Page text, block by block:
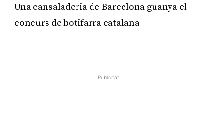
Una cansaladeria de Barcelona guanya el
concurs de botifarra catalana
Publicitat